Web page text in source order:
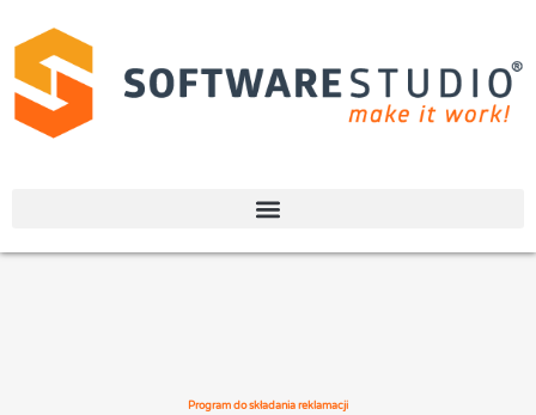
Program do składania reklamacji